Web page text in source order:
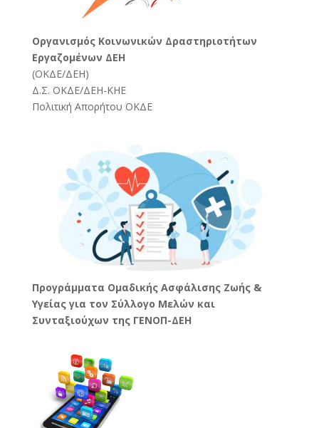
Oργανισμός Κοινωνικών Δραστηριοτήτων
Εργαζομένων ΔΕΗ
(ΟΚΔΕ/ΔΕΗ)
Δ.Σ. ΟΚΔΕ/ΔΕΗ-ΚΗΕ
Πολιτική Απορήτου ΟΚΔΕ
Προγράμματα Ομαδικής Ασφάλισης Ζωής &
Υγείας για τον Σύλλογο Μελών και
Συνταξιούχων της ΓΕΝΟΠ-ΔΕΗ